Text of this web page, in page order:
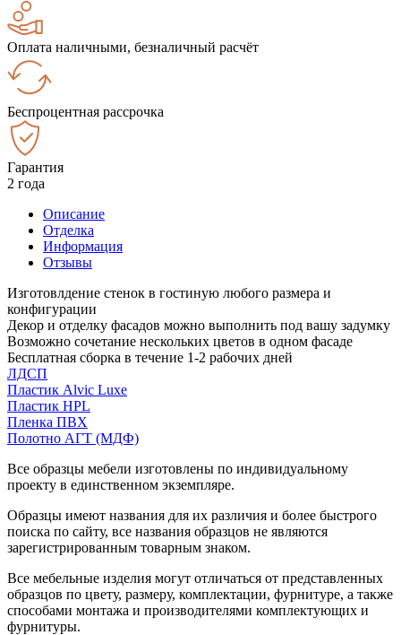
Оплата наличными, безналичный расчёт
Беспроцентная рассрочка
Гарантия
2 года
Описание
Отделка
Информация
Отзывы
Изготовлдение стенок в гостиную любого размера и
конфигурации
Декор и отделку фасадов можно выполнить под вашу задумку
Возможно сочетание нескольких цветов в одном фасаде
Бесплатная сборка в течение 1-2 рабочих дней
ЛДСП
Пластик Alvic Luxe
Пластик HPL
Пленка ПВХ
Полотно АГТ (МДФ)
Все образцы мебели изготовлены по индивидуальному
проекту в единственном экземпляре.
Образцы имеют названия для их различия и более быстрого
поиска по сайту, все названия образцов не являются
зарегистрированным товарным знаком.
Все мебельные изделия могут отличаться от представленных
образцов по цвету, размеру, комплектации, фурнитуре, а также
способами монтажа и производителями комплектующих и
фурнитуры.